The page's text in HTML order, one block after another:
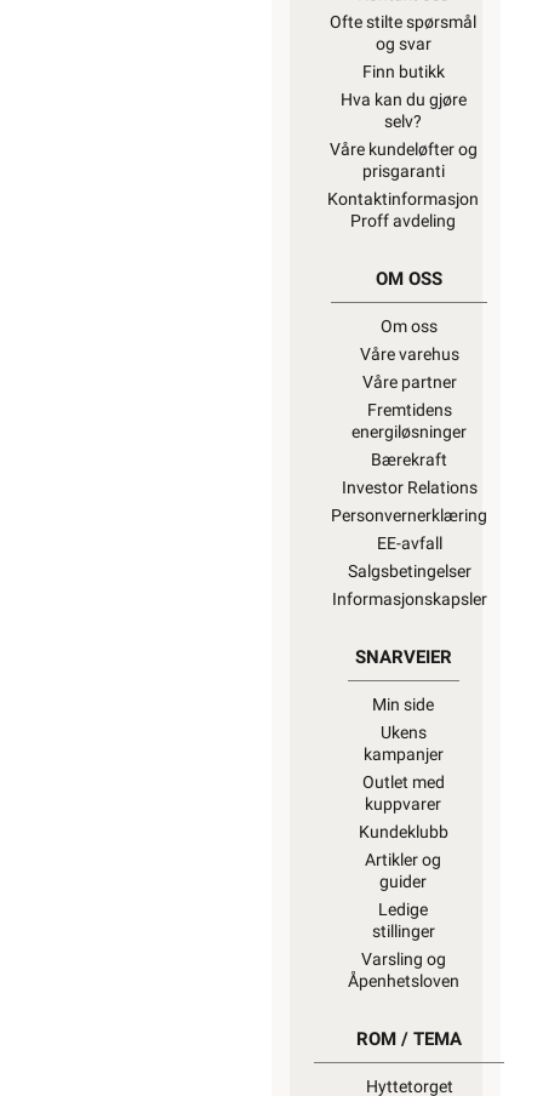
Ofte stilte spørsmål
og svar
Finn butikk
Hva kan du gjøre
selv?
Våre kundeløfter og
prisgaranti
Kontaktinformasjon
Proff avdeling
OM OSS
Om oss
Våre varehus
Våre partner
Fremtidens
energiløsninger
Bærekraft
Investor Relations
Personvernerklæring
EE-avfall
Salgsbetingelser
Informasjonskapsler
SNARVEIER
Min side
Ukens
kampanjer
Outlet med
kuppvarer
Kundeklubb
Artikler og
guider
Ledige
stillinger
Varsling og
Åpenhetsloven
ROM / TEMA
Hyttetorget